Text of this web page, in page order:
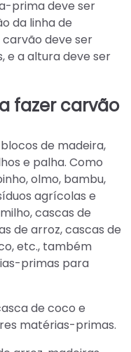
prima deve ser
da linha de
deve ser
e a altura deve ser
fazer carvão
de madeira,
e palha. Como
olmo, bambu,
agrícolas e
cascas de
de arroz, cascas de
etc., também
primas para
de coco e
matérias-primas.